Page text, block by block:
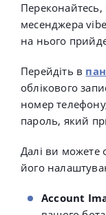
месенджера
на нього
Перейдіть в
облікового
номер телефону,
пароль, який
Далі ви можете
його
Account